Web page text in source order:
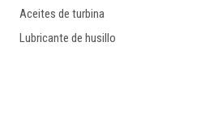
Aceites de turbina
Lubricante de husillo